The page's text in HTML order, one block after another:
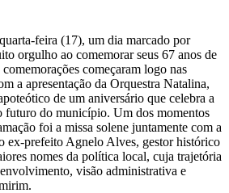
feira (17), um dia marcado por
orgulho ao comemorar seus 67 anos de
começaram logo nas
a apresentação da Orquestra Natalina,
de um aniversário que celebra a
futuro do município. Um dos momentos
foi a missa solene juntamente com a
ex-prefeito Agnelo Alves, gestor histórico
nomes da política local, cuja trajetória
visão administrativa e